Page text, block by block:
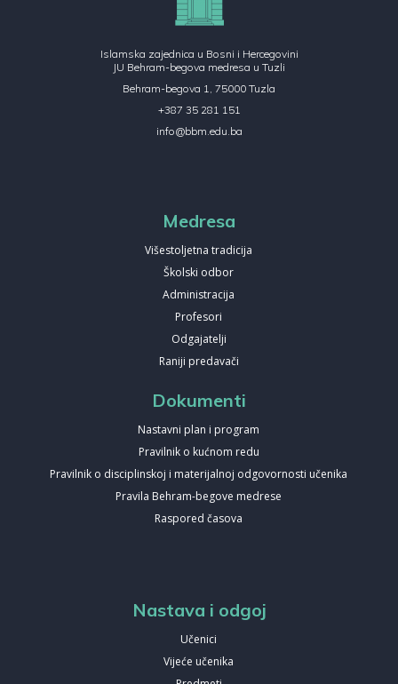
Islamska zajednica u Bosni i Hercegovini
JU Behram-begova medresa u Tuzli
Behram-begova 1, 75000 Tuzla
+387 35 281 151
info@bbm.edu.ba
Medresa
Višestoljetna tradicija
Školski odbor
Administracija
Profesori
Odgajatelji
Raniji predavači
Dokumenti
Nastavni plan i program
Pravilnik o kućnom redu
Pravilnik o disciplinskoj i materijalnoj odgovornosti učenika
Pravila Behram-begove medrese
Raspored časova
Nastava i odgoj
Učenici
Vijeće učenika